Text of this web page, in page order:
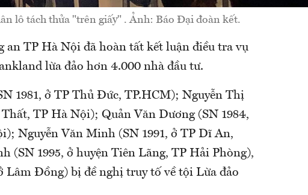
lô tách thửa "trên giấy" . Ảnh: Báo Đại đoàn kết.
an TP Hà Nội đã hoàn tất kết luận điều tra vụ
lừa đảo hơn 4.000 nhà đầu tư.
1981, ở TP Thủ Đức, TP.HCM); Nguyễn Thị
TP Hà Nội); Quản Văn Dương (SN 1984,
Nguyễn Văn Minh (SN 1991, ở TP Dĩ An,
(SN 1995, ở huyện Tiên Lãng, TP Hải Phòng),
Lâm Đồng) bị đề nghị truy tố về tội Lừa đảo